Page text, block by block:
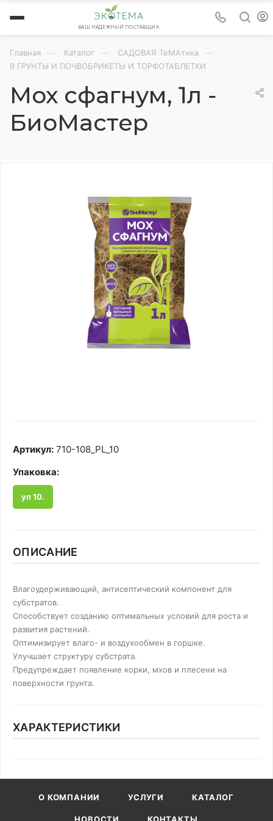
ВАШ НАДЕЖНЫЙ ПОСТАВЩИК
Главная — Каталог — САДОВАЯ ТеМАтика —
9 ГРУНТЫ И ПОЧВОБРИКЕТЫ И ТОРФОТАБЛЕТКИ
Мох сфагнум, 1л -
БиоМастер
Артикул: 710-108_PL_10
Упаковка:
уп 10.
ОПИСАНИЕ
Влагоудерживающий, антисептический компонент для
субстратов.
Способствует созданию оптимальных условий для роста и
развития растений.
Оптимизирует влаго- и воздухообмен в горшке.
Улучшает структуру субстрата.
Предупреждает появление корки, мхов и плесени на
поверхности грунта.
ХАРАКТЕРИСТИКИ
О КОМПАНИИ УСЛУГИ КАТАЛОГ